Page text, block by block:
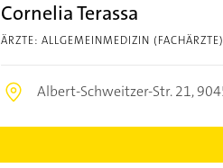
Cornelia Terassa
ÄRZTE: ALLGEMEINMEDIZIN (FACHÄRZTE)
Albert-Schweitzer-Str. 21,